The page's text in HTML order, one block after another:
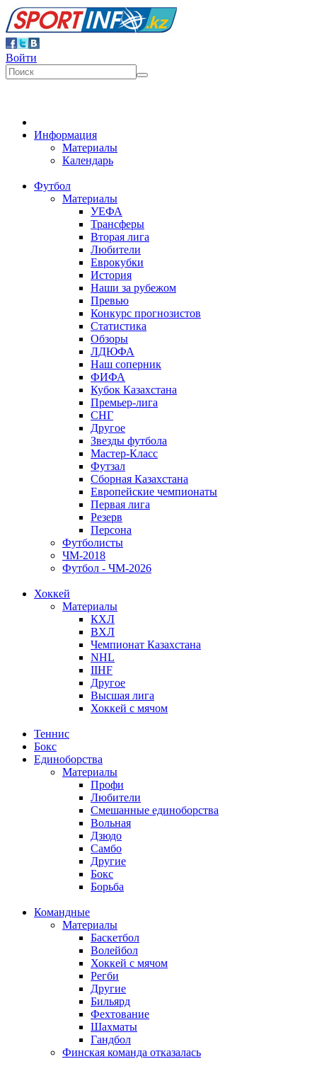
Войти
Информация
Материалы
Календарь
Футбол
Материалы
УЕФА
Трансферы
Вторая лига
Любители
Еврокубки
История
Наши за рубежом
Превью
Конкурс прогнозистов
Статистика
Обзоры
ЛДЮФА
Наш соперник
ФИФА
Кубок Казахстана
Премьер-лига
СНГ
Другое
Звезды футбола
Мастер-Класс
Футзал
Сборная Казахстана
Европейские чемпионаты
Первая лига
Резерв
Персона
Футболисты
ЧМ-2018
Футбол - ЧМ-2026
Хоккей
Материалы
КХЛ
ВХЛ
Чемпионат Казахстана
NHL
IIHF
Другое
Высшая лига
Хоккей с мячом
Теннис
Бокс
Единоборства
Материалы
Профи
Любители
Смешанные единоборства
Вольная
Дзюдо
Самбо
Другие
Бокс
Борьба
Командные
Материалы
Баскетбол
Волейбол
Хоккей с мячом
Регби
Другие
Бильярд
Фехтование
Шахматы
Гандбол
Финская команда отказалась